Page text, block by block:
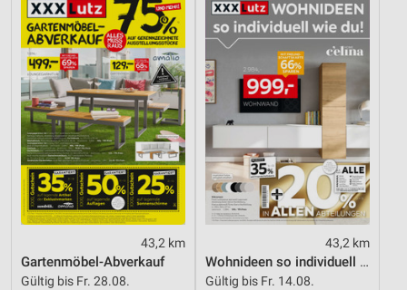
43,2 km
Gartenmöbel-Abverkauf
Gültig bis Fr. 28.08.
43,2 km
Wohnideen so individuell wie du!
Gültig bis Fr. 14.08.